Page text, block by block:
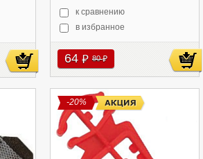
к сравнению
в избранное
64 руб 80руб
-20%